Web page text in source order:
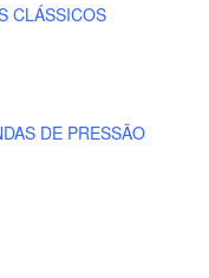
CLÁSSICOS
DE PRESSÃO